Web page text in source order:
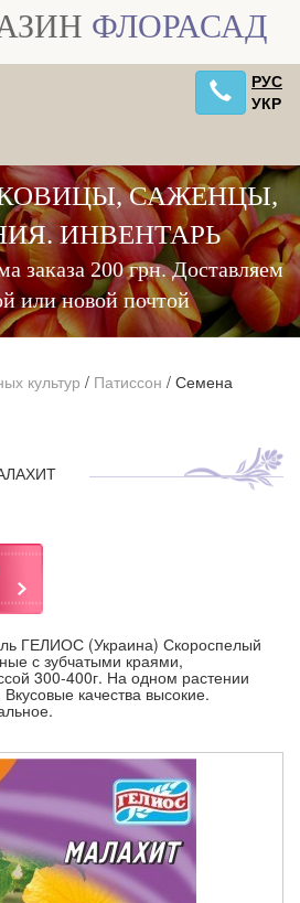
ФЛОРАСАД
РУС
УКР
САЖЕНЦЫ,
ИНВЕНТАРЬ
заказа 200 грн. Доставляем
или новой почтой
культур / Патиссон / Семена
ГЕЛИОС (Украина) Скороспелый
с зубчатыми краями,
300-400г. На одном растении
качества высокие.